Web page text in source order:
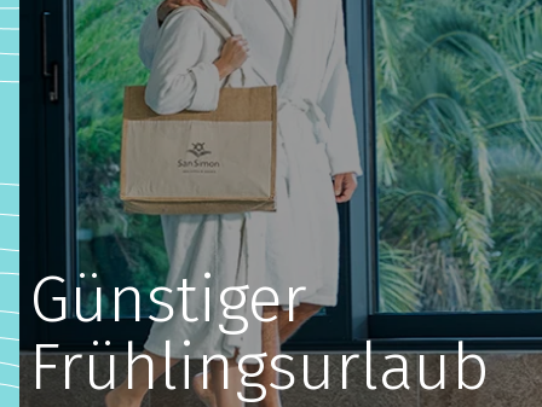
Günstiger
Frühlingsurlaub